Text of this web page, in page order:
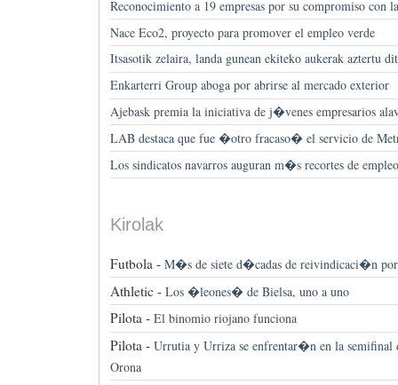
Reconocimiento a 19 empresas por su compromiso
Nace Eco2, proyecto para promover el empleo verde
Itsasotik zelaira, landa gunean ekiteko aukerak aztertu
Enkarterri Group aboga por abrirse al mercado exterior
Ajebask premia la iniciativa de j�venes empresarios
LAB destaca que fue �otro fracaso� el servicio de
Los sindicatos navarros auguran m�s recortes de
Kirolak
Futbola - M�s de siete d�cadas de reivindicaci�n por
Athletic - Los �leones� de Bielsa, uno a uno
Pilota - El binomio riojano funciona
Pilota - Urrutia y Urriza se enfrentar�n en la
Orona